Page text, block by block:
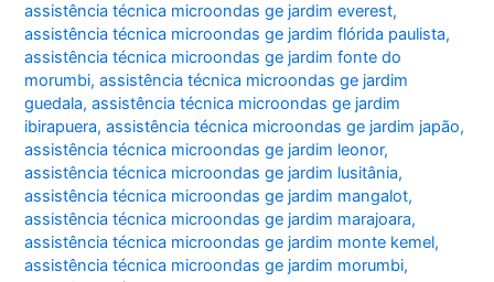
assistência técnica microondas ge jardim everest,
assistência técnica microondas ge jardim flórida paulista,
assistência técnica microondas ge jardim fonte do
morumbi,assistência técnica microondas ge jardim
guedala,assistência técnica microondas ge jardim
ibirapuera,assistência técnica microondas ge jardim japão,
assistência técnica microondas ge jardim leonor,
assistência técnica microondas ge jardim lusitânia,
assistência técnica microondas ge jardim mangalot,
assistência técnica microondas ge jardim marajoara,
assistência técnica microondas ge jardim monte kemel,
assistência técnica microondas ge jardim morumbi,